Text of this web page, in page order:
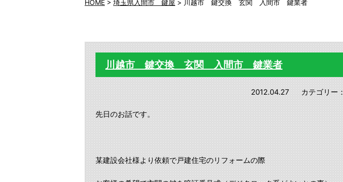
HOME > 埼玉県入間市 鍵屋 > 川越市 鍵交換 玄関 入間市 鍵業者
川越市 鍵交換 玄関 入間市 鍵業者
2012.04.27 カテゴリー：
先日のお話です。
某建設会社様より依頼で戸建住宅のリフォームの際